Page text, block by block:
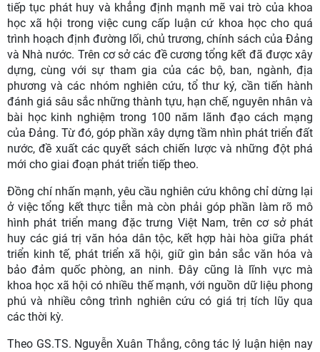
tiếp tục phát huy và khẳng định mạnh mẽ vai trò của khoa
học xã hội trong việc cung cấp luận cứ khoa học cho quá
trình hoạch định đường lối, chủ trương, chính sách của Đảng
và Nhà nước. Trên cơ sở các đề cương tổng kết đã được xây
dựng, cùng với sự tham gia của các bộ, ban, ngành, địa
phương và các nhóm nghiên cứu, tổ thư ký, cần tiến hành
đánh giá sâu sắc những thành tựu, hạn chế, nguyên nhân và
bài học kinh nghiệm trong 100 năm lãnh đạo cách mạng
của Đảng. Từ đó, góp phần xây dựng tầm nhìn phát triển đất
nước, đề xuất các quyết sách chiến lược và những đột phá
mới cho giai đoạn phát triển tiếp theo.
Đồng chí nhấn mạnh, yêu cầu nghiên cứu không chỉ dừng lại
ở việc tổng kết thực tiễn mà còn phải góp phần làm rõ mô
hình phát triển mang đặc trưng Việt Nam, trên cơ sở phát
huy các giá trị văn hóa dân tộc, kết hợp hài hòa giữa phát
triển kinh tế, phát triển xã hội, giữ gìn bản sắc văn hóa và
bảo đảm quốc phòng, an ninh. Đây cũng là lĩnh vực mà
khoa học xã hội có nhiều thế mạnh, với nguồn dữ liệu phong
phú và nhiều công trình nghiên cứu có giá trị tích lũy qua
các thời kỳ.
Theo GS.TS. Nguyễn Xuân Thắng, công tác lý luận hiện nay